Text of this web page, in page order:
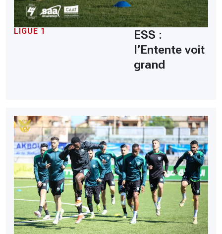
LIGUE 1
ESS :
l’Entente voit
grand